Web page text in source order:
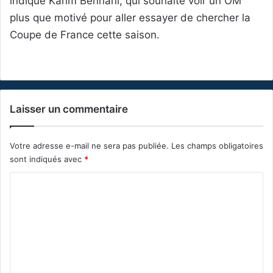
plus que motivé pour aller essayer de chercher la
Coupe de France cette saison.
Laisser un commentaire
Votre adresse e-mail ne sera pas publiée. Les champs obligatoires
sont indiqués avec *